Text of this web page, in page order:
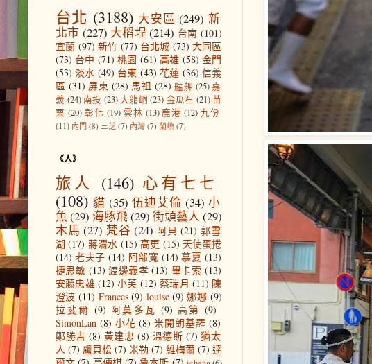
台北 (3188) 大安區 (249) 新
北市 (227) 大稻埕 (214) 台南 (101)
宜蘭 (97) 新竹 (77) 台北城 (73) 大同區
(73) 台中 (71) 桃園 (61) 高雄 (58) 金門
(53) 淡水 (49) 台東 (43) 花蓮 (36) 信義
區 (31) 屏東 (28) 馬祖 (28) 艋舺 (25) 嘉
義 (24) 南投 (23)大龍峒 (23) 金瓜石 (21)苗
栗 (20) 彰化 (19) 雲林 (13) 鹿港 (12) 九份
(11) 內門 (8) 三芝 (7) 內灣 (7) 蘭嶼 (7)
《人》
旅人 (146) 心有七七
(108) 貓 (35) 伍迪艾倫 (34) 小
魚 (29) 海豚飛(29) 街頭藝人 (29)
木馬 (27) 梵谷 (24) 阿貝 (21) 郭雪
湖 (17) 蔣渭水 (15) 高更 (15) 天使蛋捲
(14) 老夫子 (14) 阿部寬 (14) 慕夏 (13)
捷思敏 (13) 渡邊義孝 (13) 畢卡索 (13)
安藤忠雄 (12) 小芙 (12) 蔡瑞月 (11) 陳
澄波 (11) Frances (9) louise (9) 娜娜 (9)
拉斐爾 (9) 阿莫多瓦 (9) 高第 (9)
SimonLan (8) 小花 (8) 米開朗基羅 (8)
鄭勝吉 (8) 黃建忠 (8) 溫德斯 (7) 猶太
人 (7) 盧貝松 (7) 米勒 (7) 維梅爾 (7) 達